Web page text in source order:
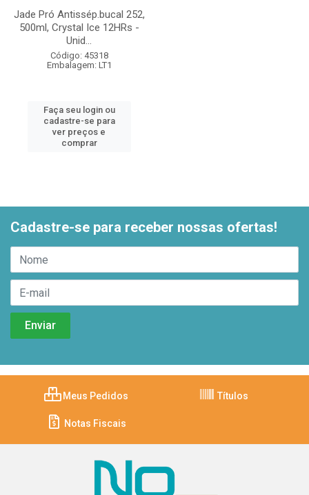
Jade Pró Antissép.bucal 252,
500ml, Crystal Ice 12HRs -
Unid...
Código: 45318
Embalagem: LT1
Faça seu login ou
cadastre-se para
ver preços e
comprar
Cadastre-se para receber nossas ofertas!
Meus Pedidos Títulos
Notas Fiscais